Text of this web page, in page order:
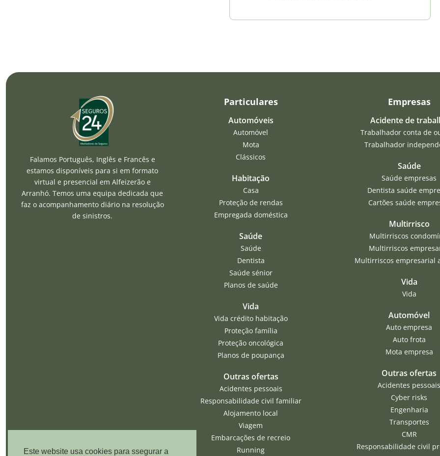
Falamos Português, Inglês e Francês e
estamos disponíveis para si em formato
virtual e presencial em Alfeizerão e
Arranhó. Temos uma equipa dedicada que
faz o acompanhamento diário na resolução
de sinistros.
Particulares
Automóveis
Automóvel
Mota
Clássicos
Habitação
Casa
Proteção de rendas
Empregada doméstica
Saúde
Saúde
Dentista
Saúde sénior
Planos de saúde
Vida
Vida crédito habitação
Proteção família
Proteção oncológica
Planos de poupança
Outras ofertas
Acidentes pessoais
Responsabilidade civil familiar
Alojamento local
Viagem
Embarcações de recreio
Running
Empresas
Acidente de
Trabalhador conta de
Trabalhador
Saúde
Saúde empresas
Dentista saúde
Cartões saúde
Multirrisco
Multirriscos
Multirriscos
Multirriscos empresarial
Vida
Vida
Automóvel
Auto empresa
Auto frota
Mota empresa
Outras ofertas
Acidentes
Cyber risks
Engenharia
Transportes
CMR
Responsabilidade civil
Este website usa cookies para ssegurar a